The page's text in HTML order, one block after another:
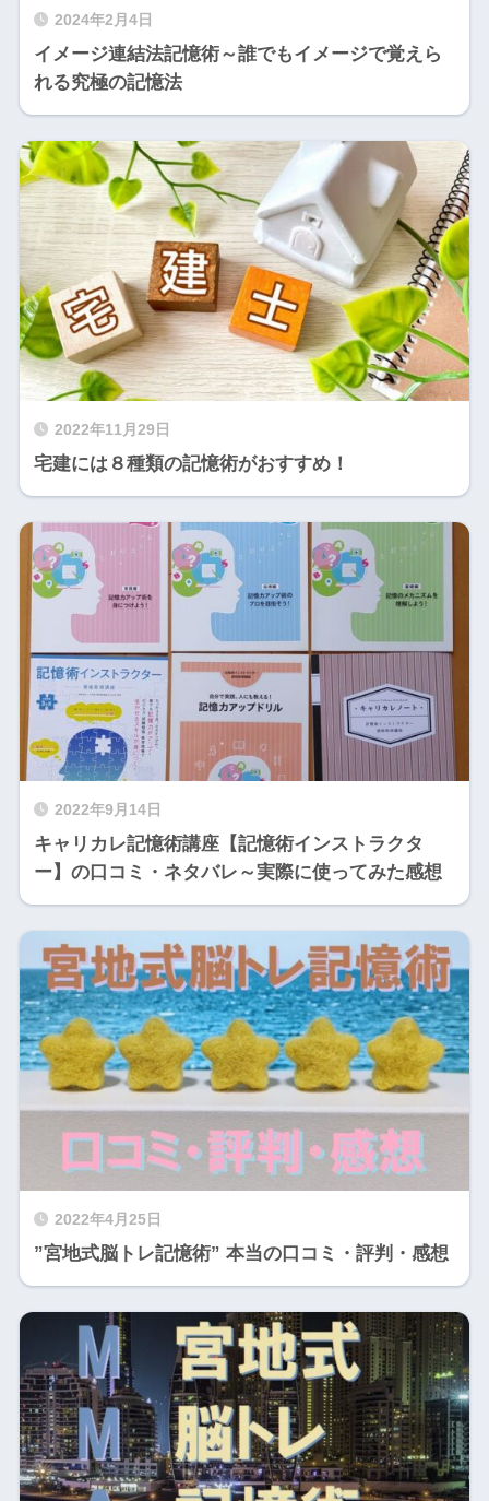
2024年2月4日
イメージ連結法記憶術～誰でもイメージで覚えら
れる究極の記憶法
2022年11月29日
宅建には８種類の記憶術がおすすめ！
2022年9月14日
キャリカレ記憶術講座【記憶術インストラクタ
ー】の口コミ・ネタバレ～実際に使ってみた感想
2022年4月25日
”宮地式脳トレ記憶術” 本当の口コミ・評判・感想